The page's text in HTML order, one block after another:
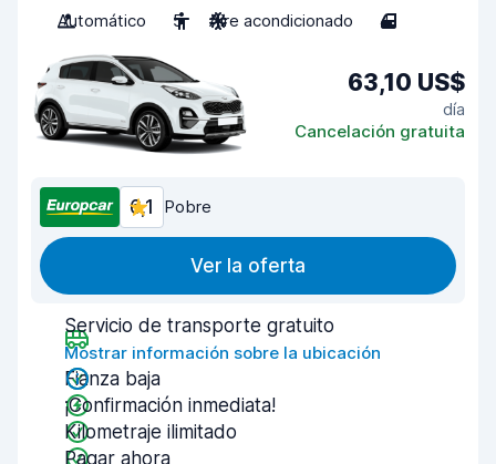
Automático
5 Aire acondicionado 4
63,10 US$
día
Cancelación gratuita
6,1 Pobre
Ver la oferta
Servicio de transporte gratuito
Mostrar información sobre la ubicación
Fianza baja
¡Confirmación inmediata!
Kilometraje ilimitado
Pagar ahora